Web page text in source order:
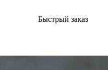
Быстрый заказ